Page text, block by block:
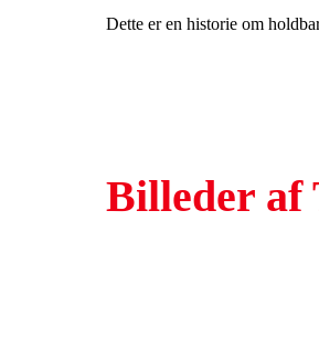
Dette er en historie om
Billeder af